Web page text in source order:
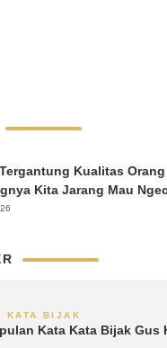
Kualitas Orang
Kita Jarang Mau
KATA BIJAK
Kata Kata Bijak Gus